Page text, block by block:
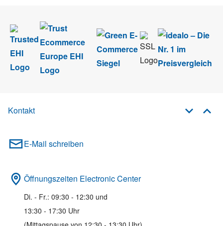
Kontakt
E-Mail schreiben
Öffnungszeiten Electronic Center
Di. - Fr.: 09:30 - 12:30 und
13:30 - 17:30 Uhr